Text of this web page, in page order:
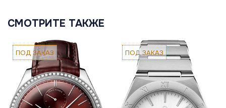
СМОТРИТЕ ТАКЖЕ
ПОД ЗАКАЗ ПОД ЗАКАЗ